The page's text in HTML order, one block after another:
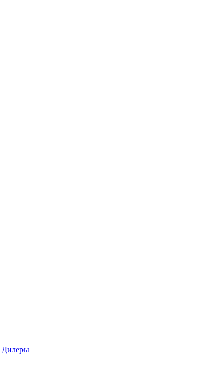
Дилеры